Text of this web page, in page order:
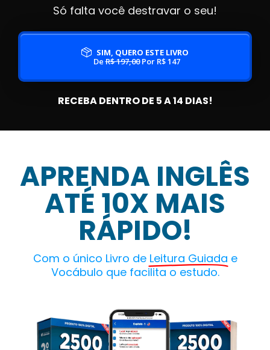
Só falta você destravar o seu!
SIM, QUERO ESTE LIVRO
DeR$ 197,00Por R$ 147
RECEBA DENTRO DE 5 A 14 DIAS!
APRENDA INGLÊS
ATÉ 10X MAIS
RÁPIDO!
Com o único Livro de Leitura Guiada e
Vocábulo que facilita o estudo.